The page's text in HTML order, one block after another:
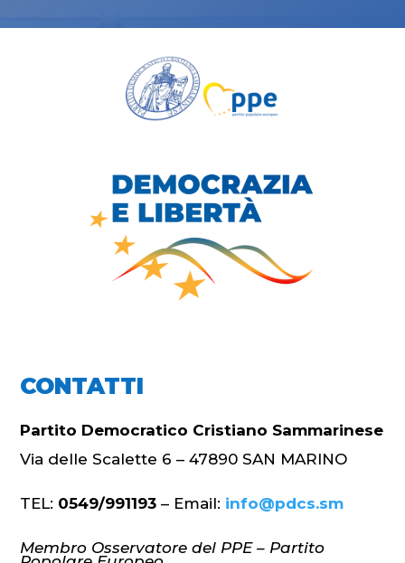
CONTATTI
Partito Democratico Cristiano Sammarinese
Via delle Scalette 6 – 47890 SAN MARINO
TEL: 0549/991193 – Email: info@pdcs.sm
Membro Osservatore del PPE – Partito